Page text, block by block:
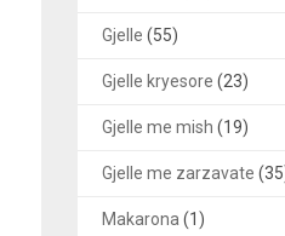
Gjelle (55)
Gjelle kryesore (23)
Gjelle me mish (19)
Gjelle me zarzavate
Makarona (1)